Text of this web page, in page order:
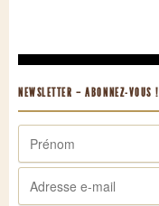
NEWSLETTER – ABONNEZ-VOUS !